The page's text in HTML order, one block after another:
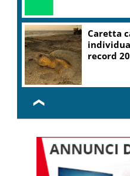
Mondiali
oro è
❮